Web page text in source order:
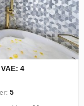
4
5